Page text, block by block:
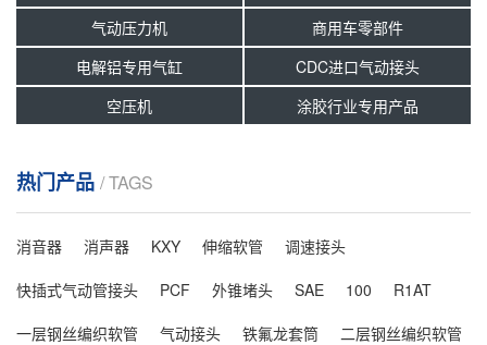
气动压力机
商用车零部件
电解铝专用气缸
CDC进口气动接头
空压机
涂胶行业专用产品
热门产品 / TAGS
消音器 消声器 KXY 伸缩软管
调速接头
快插式气动管接头
PCF 外锥堵头 SAE 100
R1AT
一层钢丝编织软管
气动接头 铁氟龙套筒
二层钢丝编织软管